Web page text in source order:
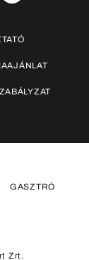
GASZTRÓ
Zrt.